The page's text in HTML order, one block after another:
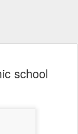
school